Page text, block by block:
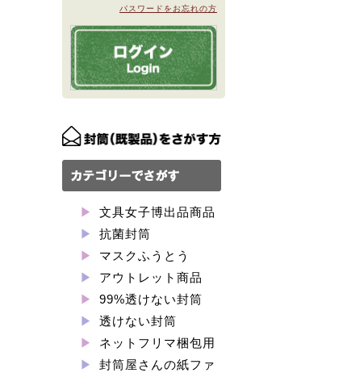
パスワードをお忘れの方
文具女子博出品商品
抗菌封筒
マスクふうとう
アウトレット商品
99%透けない封筒
透けない封筒
ネットフリマ梱包用
封筒屋さんの紙ファ